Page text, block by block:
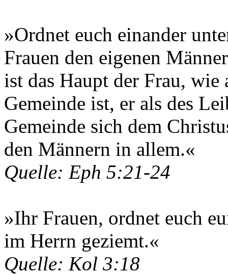
»Ordnet euch einander
Frauen den eigenen
ist das Haupt der Frau, wie
Gemeinde ist, er als des
Gemeinde sich dem
den Männern in allem.«
Quelle: Eph 5:21-24
»Ihr Frauen, ordnet euch
im Herrn geziemt.«
Quelle: Kol 3:18